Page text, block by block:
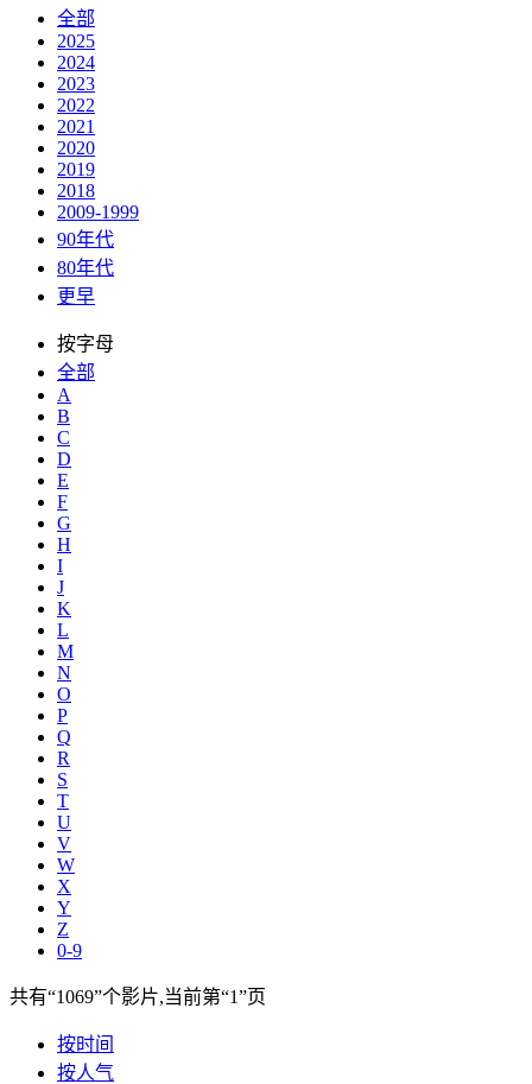
全部
2025
2024
2023
2022
2021
2020
2019
2018
2009-1999
90年代
80年代
更早
按字母
全部
A
B
C
D
E
F
G
H
I
J
K
L
M
N
O
P
Q
R
S
T
U
V
W
X
Y
Z
0-9
共有“1069”个影片,当前第“1”页
按时间
按人气